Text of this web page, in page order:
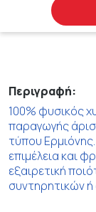
Περιγραφή:
100% φυσικός
παραγωγής
τύπου
επιμέλεια και
εξαιρετική
συντηρητικών